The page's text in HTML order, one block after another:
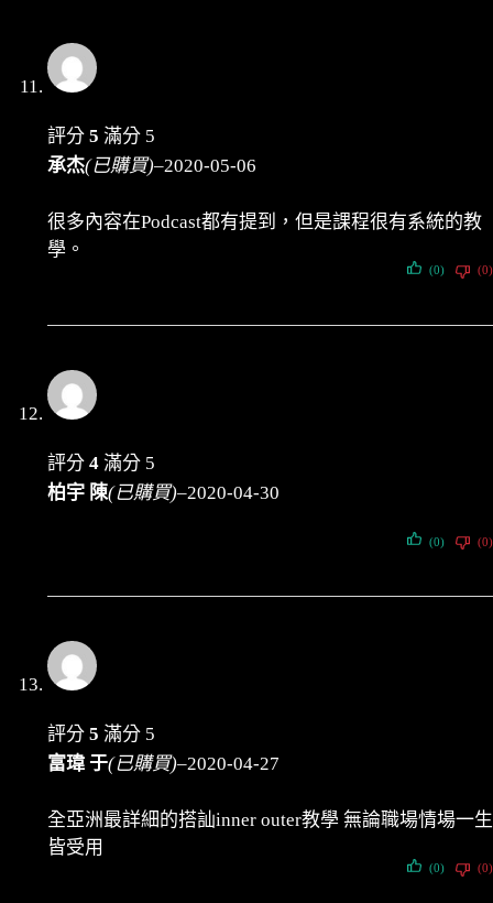
評分 5 滿分 5
承杰(已購買)–2020-05-06
很多內容在Podcast都有提到，但是課程很有系統的教
學。
(0) (0)
評分 4滿分 5
柏宇 陳(已購買)–2020-04-30
(0) (0)
評分 5 滿分 5
富瑋 于(已購買)–2020-04-27
全亞洲最詳細的搭訕inner outer教學 無論職場情場一生
皆受用
(0) (0)